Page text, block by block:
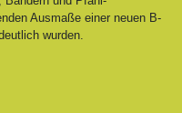
Ausmaße einer neuen B-
wurden.